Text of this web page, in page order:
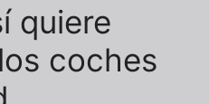
quiere
coches